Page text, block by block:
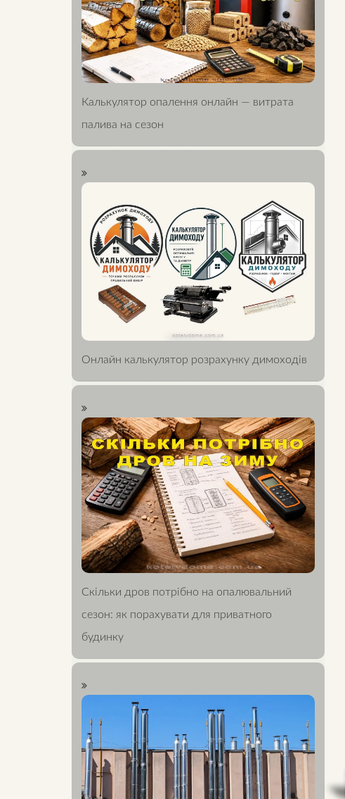
Калькулятор опалення онлайн — витрата
палива на сезон
Онлайн калькулятор розрахунку димоходів
Скільки дров потрібно на опалювальний
сезон: як порахувати для приватного
будинку